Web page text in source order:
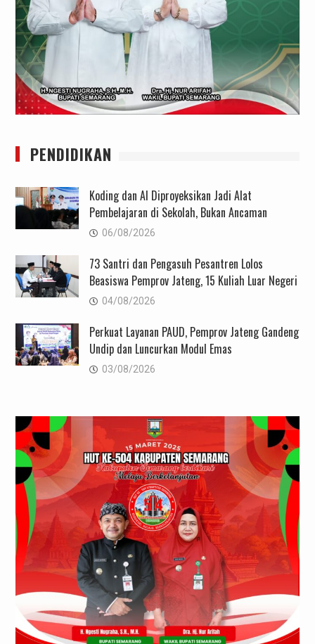
PENDIDIKAN
Koding dan AI Diproyeksikan Jadi Alat
Pembelajaran di Sekolah, Bukan Ancaman
06/08/2026
73 Santri dan Pengasuh Pesantren Lolos
Beasiswa Pemprov Jateng, 15 Kuliah Luar Negeri
04/08/2026
Perkuat Layanan PAUD, Pemprov Jateng Gandeng
Undip dan Luncurkan Modul Emas
03/08/2026